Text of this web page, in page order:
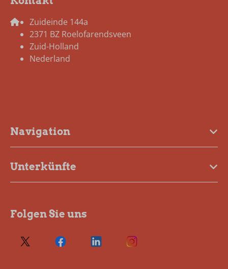
Zuideinde 144a
2371 BZ Roelofarendsveen
Zuid-Holland
Nederland
Navigation
Unterkünfte
Folgen Sie uns